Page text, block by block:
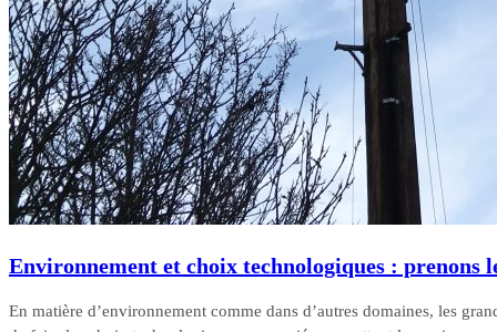
Environnement et choix technologiques : prenons
En matière d’environnement comme dans d’autres domaines, les